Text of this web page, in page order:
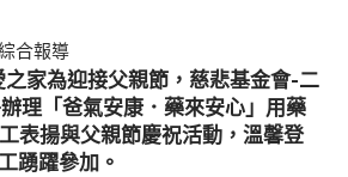
合報導
之家為迎接父親節，慈悲基金會-二
理「爸氣安康．藥來安心」用藥
表揚與父親節慶祝活動，溫馨登
踴躍參加。